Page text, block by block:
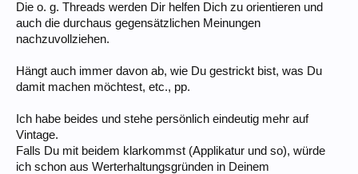
Die o. g. Threads werden Dir helfen Dich zu orientieren und
auch die durchaus gegensätzlichen Meinungen
nachzuvollziehen.
Hängt auch immer davon ab, wie Du gestrickt bist, was Du
damit machen möchtest, etc., pp.
Ich habe beides und stehe persönlich eindeutig mehr auf
Vintage.
Falls Du mit beidem klarkommst (Applikatur und so), würde
ich schon aus Werterhaltungsgründen in Deinem